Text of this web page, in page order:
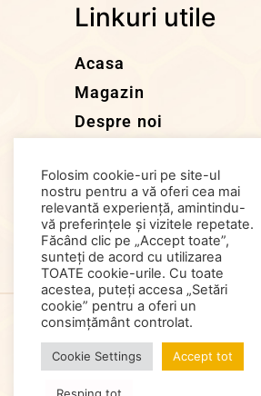
Linkuri utile
Acasa
Magazin
Despre noi
Articole
Contacteaza-ne
Folosim cookie-uri pe site-ul
nostru pentru a vă oferi cea mai
relevantă experiență, amintindu-
vă preferințele și vizitele repetate.
Făcând clic pe „Accept toate”,
sunteți de acord cu utilizarea
TOATE cookie-urile. Cu toate
acestea, puteți accesa „Setări
cookie” pentru a oferi un
consimțământ controlat.
Cookie Settings Accept tot